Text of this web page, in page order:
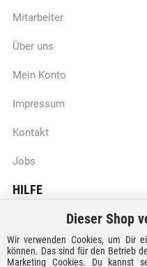
Mitarbeiter
Über uns
Mein Konto
Impressum
Kontakt
Jobs
HILFE
Batteriegesetzhinweise
Vertrag widerrufen
Dieser Shop
Wir verwenden Cookies, um Dir
können. Das sind für den Betrieb
Marketing Cookies. Du kannst